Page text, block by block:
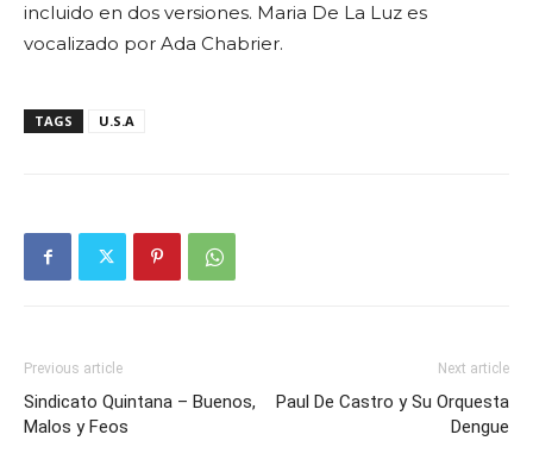
incluido en dos versiones. Maria De La Luz es
vocalizado por Ada Chabrier.
TAGS U.S.A
Previous article
Sindicato Quintana – Buenos,
Malos y Feos
Next article
Paul De Castro y Su Orquesta
Dengue